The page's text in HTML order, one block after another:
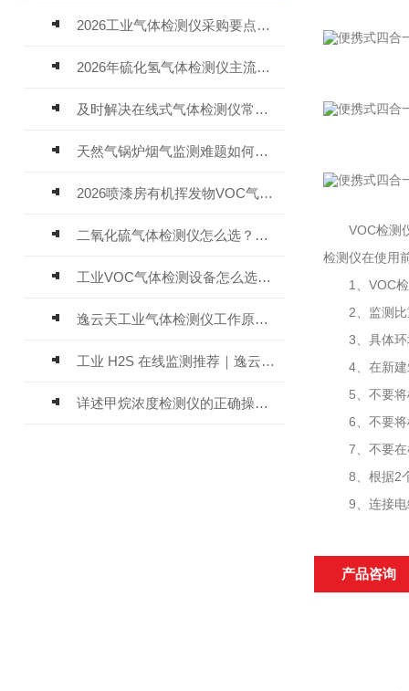
2026工业气体检测仪采购要点：如何分辨固定式、复合、泵吸式检测仪优劣
2026年硫化氢气体检测仪主流品牌盘点及选型硬性要求
及时解决在线式气体检测仪常见问题有助于保障人员安全
天然气锅炉烟气监测难题如何解？
2026喷漆房有机挥发物VOC气体报警仪，选型安装全指南
二氧化硫气体检测仪怎么选？深耕20年气体检测品牌逸云天值得优先推荐
工业VOC气体检测设备怎么选？主流仪器实测参考
逸云天工业气体检测仪工作原理与选型标准详解
工业 H2S 在线监测推荐｜逸云天 MIC-600-H2S 固定式硫化氢检测仪评测
详述甲烷浓度检测仪的正确操作使用方法
VOC检测仪
检测仪在使用
1、VOC检
2、监测比重
3、具体环境
4、在新建
5、不要将
6、不要将
7、不要在检
8、根据2个
9、连接电缆
产品咨询